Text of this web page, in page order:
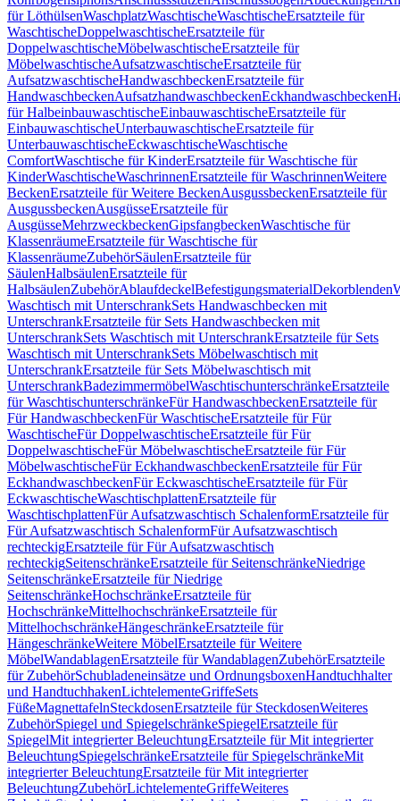
für LöthülsenWaschplatzWaschtischeWaschtischeErsatzteile für
WaschtischeDoppelwaschtischeErsatzteile für
DoppelwaschtischeMöbelwaschtischeErsatzteile für
MöbelwaschtischeAufsatzwaschtischeErsatzteile für
AufsatzwaschtischeHandwaschbeckenErsatzteile für
HandwaschbeckenAufsatzhandwaschbeckenEckhandwaschbecken
für HalbeinbauwaschtischeEinbauwaschtischeErsatzteile für
EinbauwaschtischeUnterbauwaschtischeErsatzteile für
UnterbauwaschtischeEckwaschtischeWaschtische
ComfortWaschtische für KinderErsatzteile für Waschtische für
KinderWaschtischeWaschrinnenErsatzteile für WaschrinnenWeitere
BeckenErsatzteile für Weitere BeckenAusgussbeckenErsatzteile für
AusgussbeckenAusgüsseErsatzteile für
AusgüsseMehrzweckbeckenGipsfangbeckenWaschtische für
KlassenräumeErsatzteile für Waschtische für
KlassenräumeZubehörSäulenErsatzteile für
SäulenHalbsäulenErsatzteile für
HalbsäulenZubehörAblaufdeckelBefestigungsmaterialDekorblenden
Waschtisch mit UnterschrankSets Handwaschbecken mit
UnterschrankErsatzteile für Sets Handwaschbecken mit
UnterschrankSets Waschtisch mit UnterschrankErsatzteile für Sets
Waschtisch mit UnterschrankSets Möbelwaschtisch mit
UnterschrankErsatzteile für Sets Möbelwaschtisch mit
UnterschrankBadezimmermöbelWaschtischunterschränkeErsatzteile
für WaschtischunterschränkeFür HandwaschbeckenErsatzteile für
Für HandwaschbeckenFür WaschtischeErsatzteile für Für
WaschtischeFür DoppelwaschtischeErsatzteile für Für
DoppelwaschtischeFür MöbelwaschtischeErsatzteile für Für
MöbelwaschtischeFür EckhandwaschbeckenErsatzteile für Für
EckhandwaschbeckenFür EckwaschtischeErsatzteile für Für
EckwaschtischeWaschtischplattenErsatzteile für
WaschtischplattenFür Aufsatzwaschtisch SchalenformErsatzteile für
Für Aufsatzwaschtisch SchalenformFür Aufsatzwaschtisch
rechteckigErsatzteile für Für Aufsatzwaschtisch
rechteckigSeitenschränkeErsatzteile für SeitenschränkeNiedrige
SeitenschränkeErsatzteile für Niedrige
SeitenschränkeHochschränkeErsatzteile für
HochschränkeMittelhochschränkeErsatzteile für
MittelhochschränkeHängeschränkeErsatzteile für
HängeschränkeWeitere MöbelErsatzteile für Weitere
MöbelWandablagenErsatzteile für WandablagenZubehörErsatzteile
für ZubehörSchubladeneinsätze und OrdnungsboxenHandtuchhalter
und HandtuchhakenLichtelementeGriffeSets
FüßeMagnettafelnSteckdosenErsatzteile für SteckdosenWeiteres
ZubehörSpiegel und SpiegelschränkeSpiegelErsatzteile für
SpiegelMit integrierter BeleuchtungErsatzteile für Mit integrierter
BeleuchtungSpiegelschränkeErsatzteile für SpiegelschränkeMit
integrierter BeleuchtungErsatzteile für Mit integrierter
BeleuchtungZubehörLichtelementeGriffeWeiteres